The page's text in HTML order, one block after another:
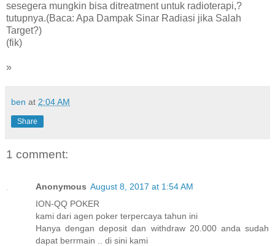
sesegera mungkin bisa ditreatment untuk radioterapi,?
tutupnya.(Baca: Apa Dampak Sinar Radiasi jika Salah
Target?)
(fik)
»
ben at 2:04 AM
Share
1 comment:
Anonymous August 8, 2017 at 1:54 AM
ION-QQ POKER
kami dari agen poker terpercaya tahun ini
Hanya dengan deposit dan withdraw 20.000 anda sudah
dapat berrmain .. di sini kami